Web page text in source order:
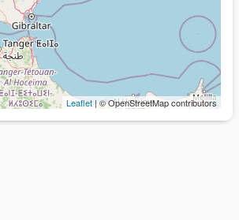
Leaflet | © OpenStreetMap contributors